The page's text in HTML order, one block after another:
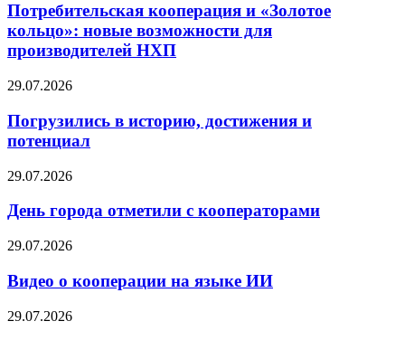
Потребительская кооперация и «Золотое
кольцо»: новые возможности для
производителей НХП
29.07.2026
Погрузились в историю, достижения и
потенциал
29.07.2026
День города отметили с кооператорами
29.07.2026
Видео о кооперации на языке ИИ
29.07.2026